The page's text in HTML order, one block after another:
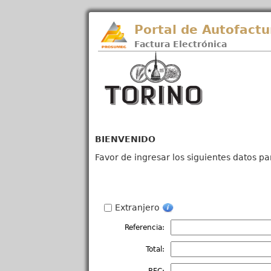
Portal de
Factura Electrónica
BIENVENIDO
Favor de ingresar los siguientes datos
Extranjero
Referencia:
Total: